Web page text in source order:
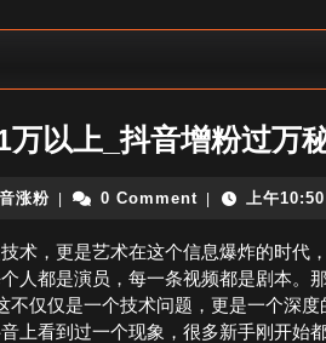
音
涨
粉
技
万以上_抖音增粉过万
涨粉抖
涨
粉
0 Comment 上午10:50
术，更是艺术在这个信息爆炸的时代
人都是演员，每一条视频都是剧本。
不仅仅是一个技术问题，更是一个深
上看到过一个现象，很多新手刚开始